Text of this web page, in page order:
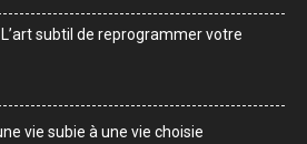
subtil de reprogrammer votre
vie subie à une vie choisie